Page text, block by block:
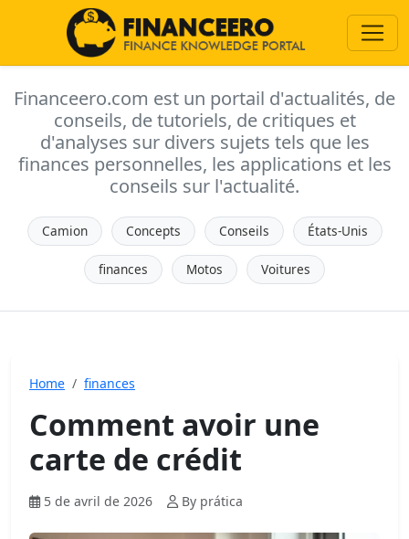
Financeero.com est un portail d'actualités, de
conseils, de tutoriels, de critiques et
d'analyses sur divers sujets tels que les
finances personnelles, les applications et les
conseils sur l'actualité.
Camion Concepts Conseils États-Unis
finances Motos Voitures
Home finances
Comment avoir une
carte de crédit
5 de avril de 2026 By prática